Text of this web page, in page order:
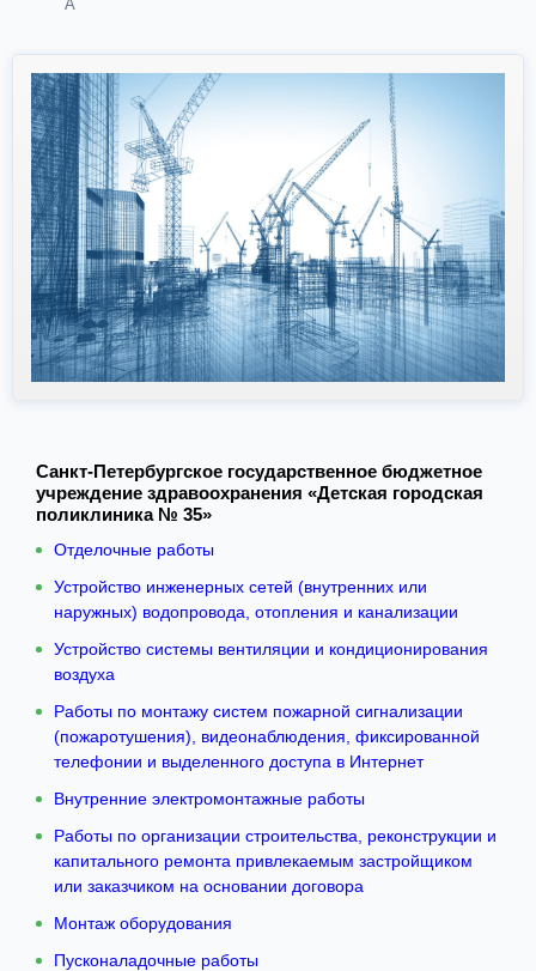
А
Санкт-Петербургское государственное бюджетное
учреждение здравоохранения «Детская городская
поликлиника № 35»
Отделочные работы
Устройство инженерных сетей (внутренних или
наружных) водопровода, отопления и канализации
Устройство системы вентиляции и кондиционирования
воздуха
Работы по монтажу систем пожарной сигнализации
(пожаротушения), видеонаблюдения, фиксированной
телефонии и выделенного доступа в Интернет
Внутренние электромонтажные работы
Работы по организации строительства, реконструкции и
капитального ремонта привлекаемым застройщиком
или заказчиком на основании договора
Монтаж оборудования
Пусконаладочные работы